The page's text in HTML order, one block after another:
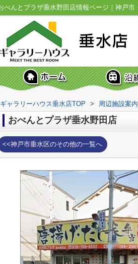
ギャラリーハウス垂水店TOP > 周辺施設案内
おべんとプラザ垂水野田店
<<神戸市垂水区のその他の一覧へ